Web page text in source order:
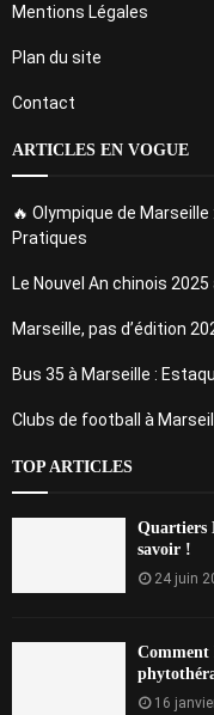
Mentions Légales
Plan du site
Contact
ARTICLES EN VOGUE
🔥 Olympique de
Pratiques
Le Nouvel An chinois
Marseille, pas d’édition
Bus 35 à Marseille :
Clubs de football à
TOP ARTICLES
Quartiers
savoir !
24 juin
16